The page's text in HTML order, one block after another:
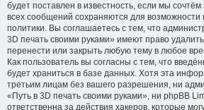
будет поставлен в известность, если мы
всех сообщений сохраняются для возможности
политики. Вы соглашаетесь с тем, что
3D печать своими руками» имеют право
перенести или закрыть любую тему в любое
Как пользователь вы согласны с тем, что
будет храниться в базе данных. Хотя эта
третьим лицам без вашего разрешения, ни
«Путь в 3D печать своими руками», ни phpBB
ответственна за действия хакеров, которые